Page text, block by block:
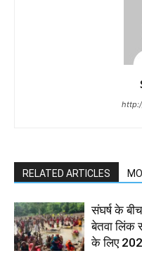
RELATED ARTICLES
संघर्ष के
बेतवा लिंक
के लिए